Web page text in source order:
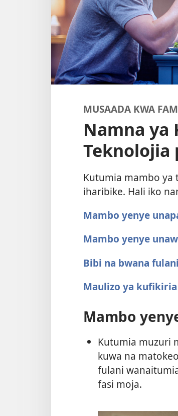
MUSAADA KWA
Namna ya
Teknolojia
Kutumia mambo ya
iharibike. Hali iko
Mambo yenye
Mambo yenye
Bibi na bwana
Maulizo ya kufikiria
Mambo
Kutumia muzuri
kuwa na
fulani
fasi moja.